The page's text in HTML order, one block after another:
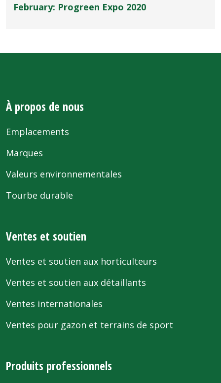
February: Progreen Expo 2020
À propos de nous
Emplacements
Marques
Valeurs environnementales
Tourbe durable
Ventes et soutien
Ventes et soutien aux horticulteurs
Ventes et soutien aux détaillants
Ventes internationales
Ventes pour gazon et terrains de sport
Produits professionnels